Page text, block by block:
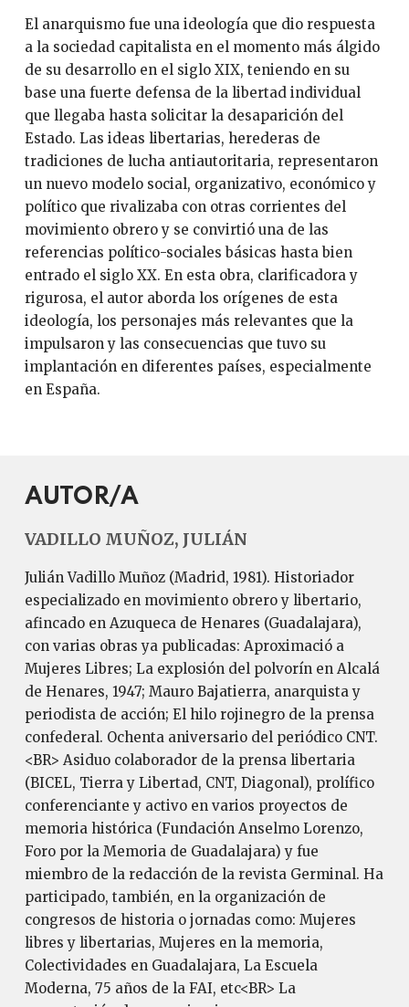
El anarquismo fue una ideología que dio respuesta
a la sociedad capitalista en el momento más álgido
de su desarrollo en el siglo XIX, teniendo en su
base una fuerte defensa de la libertad individual
que llegaba hasta solicitar la desaparición del
Estado. Las ideas libertarias, herederas de
tradiciones de lucha antiautoritaria, representaron
un nuevo modelo social, organizativo, económico y
político que rivalizaba con otras corrientes del
movimiento obrero y se convirtió una de las
referencias político-sociales básicas hasta bien
entrado el siglo XX. En esta obra, clarificadora y
rigurosa, el autor aborda los orígenes de esta
ideología, los personajes más relevantes que la
impulsaron y las consecuencias que tuvo su
implantación en diferentes países, especialmente
en España.
AUTOR/A
VADILLO MUÑOZ, JULIÁN
Julián Vadillo Muñoz (Madrid, 1981). Historiador
especializado en movimiento obrero y libertario,
afincado en Azuqueca de Henares (Guadalajara),
con varias obras ya publicadas: Aproximació a
Mujeres Libres; La explosión del polvorín en Alcalá
de Henares, 1947; Mauro Bajatierra, anarquista y
periodista de acción; El hilo rojinegro de la prensa
confederal. Ochenta aniversario del periódico CNT.
<BR> Asiduo colaborador de la prensa libertaria
(BICEL, Tierra y Libertad, CNT, Diagonal), prolífico
conferenciante y activo en varios proyectos de
memoria histórica (Fundación Anselmo Lorenzo,
Foro por la Memoria de Guadalajara) y fue
miembro de la redacción de la revista Germinal. Ha
participado, también, en la organización de
congresos de historia o jornadas como: Mujeres
libres y libertarias, Mujeres en la memoria,
Colectividades en Guadalajara, La Escuela
Moderna, 75 años de la FAI, etc<BR> La